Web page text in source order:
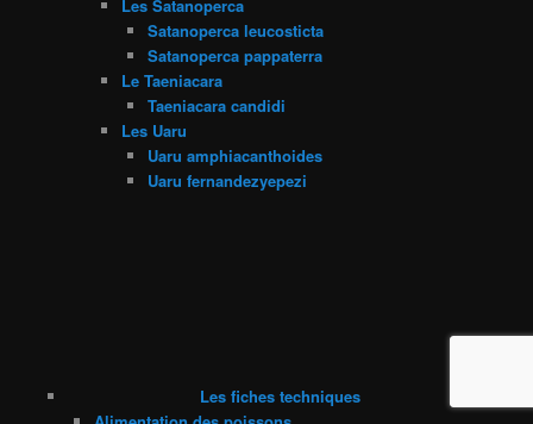
Les Satanoperca
Satanoperca leucosticta
Satanoperca pappaterra
Le Taeniacara
Taeniacara candidi
Les Uaru
Uaru amphiacanthoides
Uaru fernandezyepezi
Les fiches techniques